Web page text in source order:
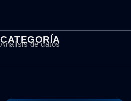
CATEGORÍA
Análisis de datos